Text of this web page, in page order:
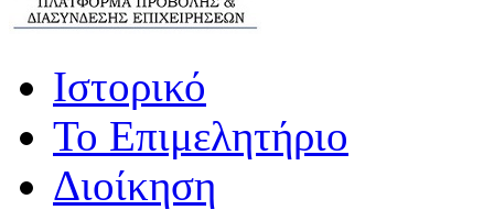
Ιστορικό
Το Επιμελητήριο
Διοίκηση